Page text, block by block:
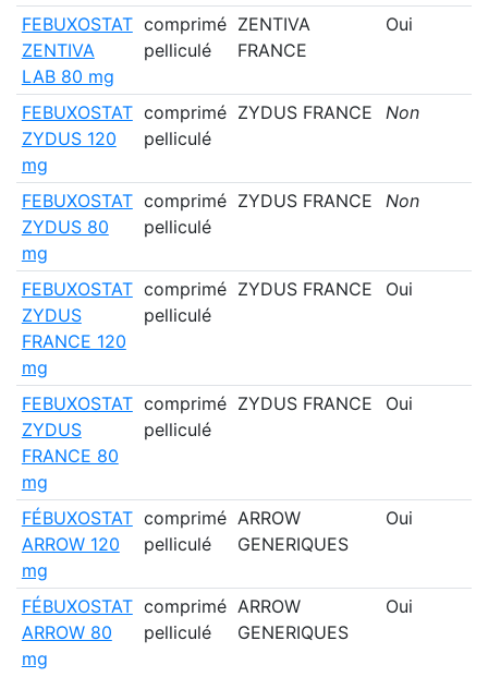
FEBUXOSTAT
ZENTIVA
LAB 80 mg
comprimé
pelliculé
ZENTIVA
FRANCE
Oui
FEBUXOSTAT
ZYDUS 120
mg
comprimé
pelliculé
ZYDUS FRANCE Non
FEBUXOSTAT
ZYDUS 80
mg
comprimé
pelliculé
ZYDUS FRANCE Non
FEBUXOSTAT
ZYDUS
FRANCE 120
mg
comprimé
pelliculé
ZYDUS FRANCE Oui
FEBUXOSTAT
ZYDUS
FRANCE 80
mg
comprimé
pelliculé
ZYDUS FRANCE Oui
FÉBUXOSTAT
ARROW 120
mg
comprimé
pelliculé
ARROW
GENERIQUES
Oui
FÉBUXOSTAT
ARROW 80
mg
comprimé
pelliculé
ARROW
GENERIQUES
Oui